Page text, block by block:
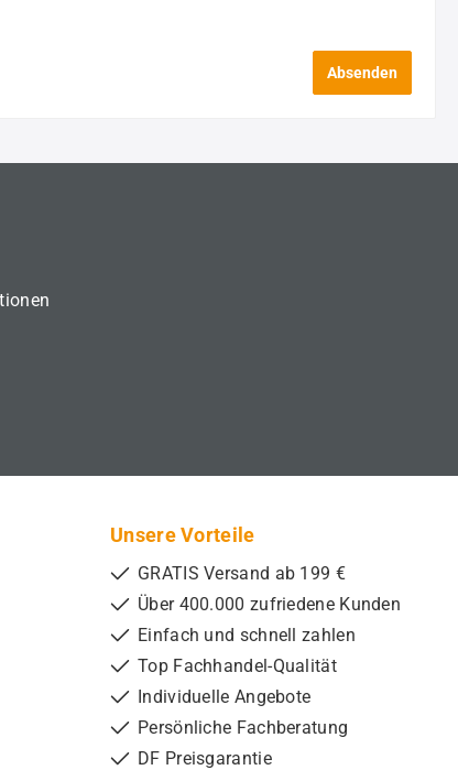
Absenden
Unsere Vorteile
GRATIS Versand ab 199 €
Über 400.000 zufriedene Kunden
Einfach und schnell zahlen
Top Fachhandel-Qualität
Individuelle Angebote
Persönliche Fachberatung
DF Preisgarantie